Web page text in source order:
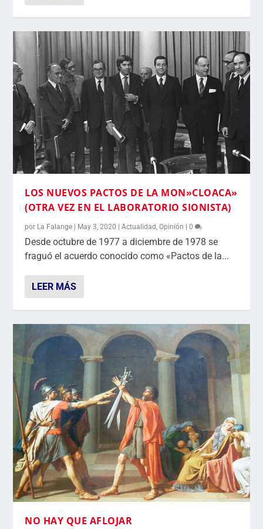
LOS NUEVOS PACTOS DE LA MON»CLOACA»
(OTRA VEZ EN EL LABORATORIO SIONISTA)
por La Falange | May 3, 2020 |Actualidad ,Opinión |0
Desde octubre de 1977 a diciembre de 1978 se
fraguó el acuerdo conocido como «Pactos de la...
LEER MÁS
NO HAY QUE AFLOJAR